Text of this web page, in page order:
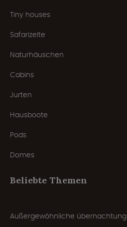
Tiny houses
Safarizelte
Naturhäuschen
Cabins
Jurten
Hausboote
Pods
Domes
Beliebte Themen
Außergewöhnliche übernachtung